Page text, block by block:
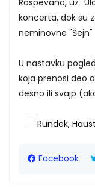
koncerta, dok su
neminovne "Šejn"
U nastavku
koja prenosi deo
desno ili svajp
Facebook